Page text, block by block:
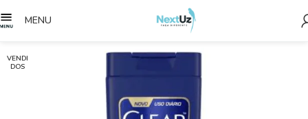
MENU
VENDI
DOS